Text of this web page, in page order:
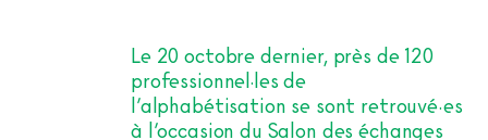
Le 20 octobre dernier, près de 120
professionnel·les de
l’alphabétisation se sont retrouvé·es
à l’occasion du Salon des échanges